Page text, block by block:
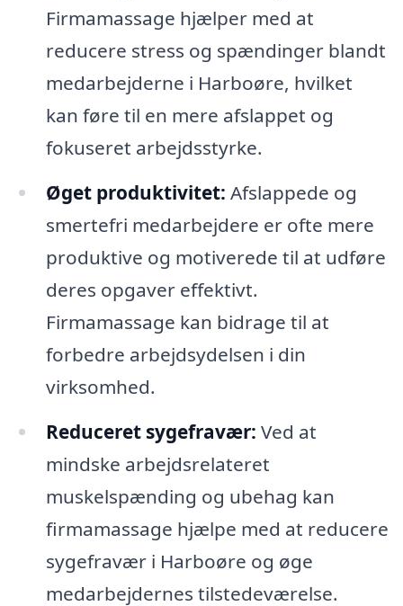
Firmamassage hjælper med at
reducere stress og spændinger blandt
medarbejderne i Harboøre, hvilket
kan føre til en mere afslappet og
fokuseret arbejdsstyrke.
Øget produktivitet: Afslappede og
smertefri medarbejdere er ofte mere
produktive og motiverede til at udføre
deres opgaver effektivt.
Firmamassage kan bidrage til at
forbedre arbejdsydelsen i din
virksomhed.
Reduceret sygefravær: Ved at
mindske arbejdsrelateret
muskelspænding og ubehag kan
firmamassage hjælpe med at reducere
sygefravær i Harboøre og øge
medarbejdernes tilstedeværelse.